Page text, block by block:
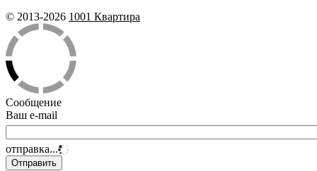
© 2013-2026 1001 Квартира
Сообщение
Ваш e-mail
отправка...